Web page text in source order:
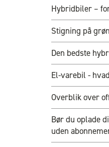
Hybridbiler –
Stigning på
Den bedste
El-varebil -
Overblik over
Bør du oplade
uden